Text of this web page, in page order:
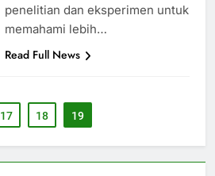
penelitian dan eksperimen untuk
memahami lebih…
Read Full News
17 18 19